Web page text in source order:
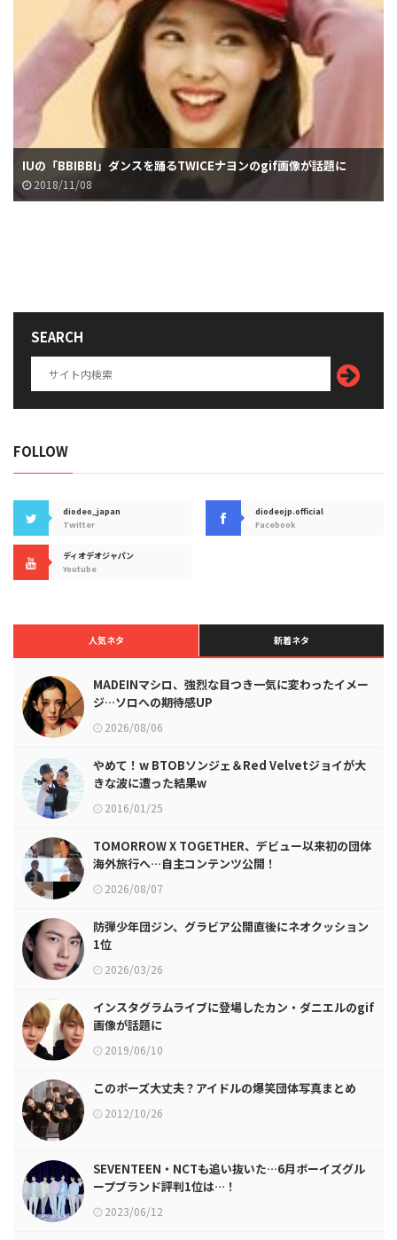
IUの「BBIBBI」ダンスを踊るTWICEナヨンのgif画像が話題に
2018/11/08
SEARCH
FOLLOW
diodeo_japan
Twitter
diodeojp.official
Facebook
ディオデオジャパン
Youtube
人気ネタ 新着ネタ
MADEINマシロ、強烈な目つき一気に変わったイメー
ジ…ソロへの期待感UP
2026/08/06
やめて！w BTOBソンジェ＆Red Velvetジョイが大
きな波に遭った結果w
2016/01/25
TOMORROW X TOGETHER、デビュー以来初の団体
海外旅行へ…自主コンテンツ公開！
2026/08/07
防弾少年団ジン、グラビア公開直後にネオクッション
1位
2026/03/26
インスタグラムライブに登場したカン・ダニエルのgif
画像が話題に
2019/06/10
このポーズ大丈夫？アイドルの爆笑団体写真まとめ
2012/10/26
SEVENTEEN・NCTも追い抜いた…6月ボーイズグル
ープブランド評判1位は…！
2023/06/12